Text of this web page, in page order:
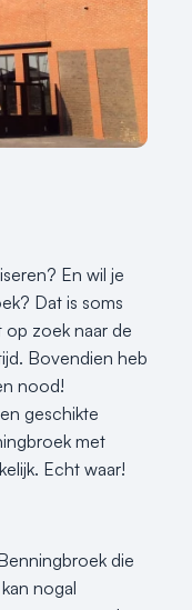
En wil je
Dat is soms
zoek naar de
Bovendien heb
nood!
geschikte
met
Echt waar!
die
nogal